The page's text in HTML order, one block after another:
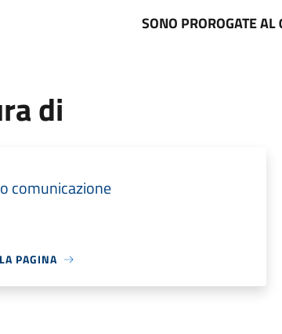
SONO PROROGATE
di
comunicazione
PAGINA